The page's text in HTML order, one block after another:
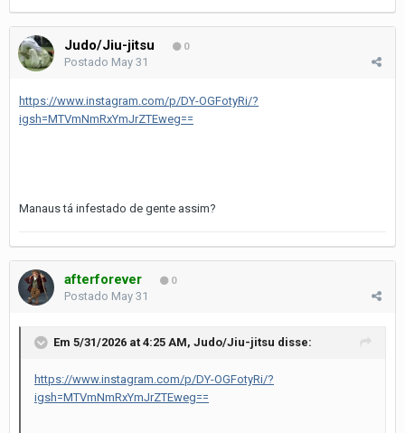
Judo/Jiu-jitsu 0
Postado May 31
https://www.instagram.com/p/DY-OGFotyRi/?
igsh=MTVmNmRxYmJrZTEweg==
Manaus tá infestado de gente assim?
afterforever 0
Postado May 31
Em 5/31/2026 at 4:25 AM, Judo/Jiu-jitsu disse:
https://www.instagram.com/p/DY-OGFotyRi/?
igsh=MTVmNmRxYmJrZTEweg==